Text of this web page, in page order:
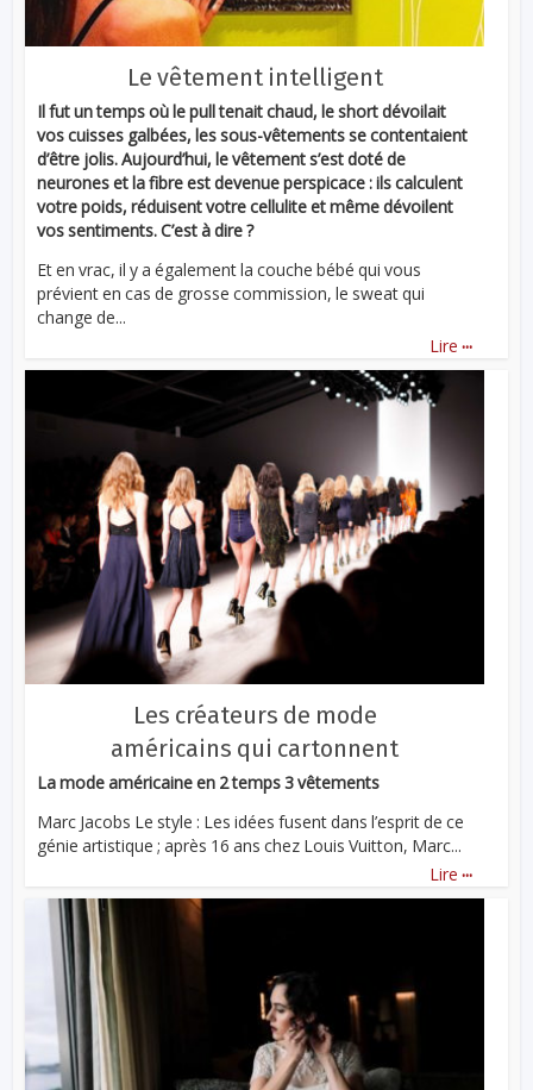
Le vêtement intelligent
Il fut un temps où le pull tenait chaud, le short dévoilait
vos cuisses galbées, les sous-vêtements se contentaient
d’être jolis. Aujourd’hui, le vêtement s’est doté de
neurones et la fibre est devenue perspicace : ils calculent
votre poids, réduisent votre cellulite et même dévoilent
vos sentiments. C’est à dire ?
Et en vrac, il y a également la couche bébé qui vous
prévient en cas de grosse commission, le sweat qui
change de...
Lire ...
Les créateurs de mode
américains qui cartonnent
La mode américaine en 2 temps 3 vêtements
Marc Jacobs Le style : Les idées fusent dans l’esprit de ce
génie artistique ; après 16 ans chez Louis Vuitton, Marc...
Lire ...